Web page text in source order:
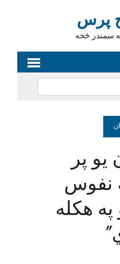
پرس
سمندر څخه
یو پر
نفوس
هکله